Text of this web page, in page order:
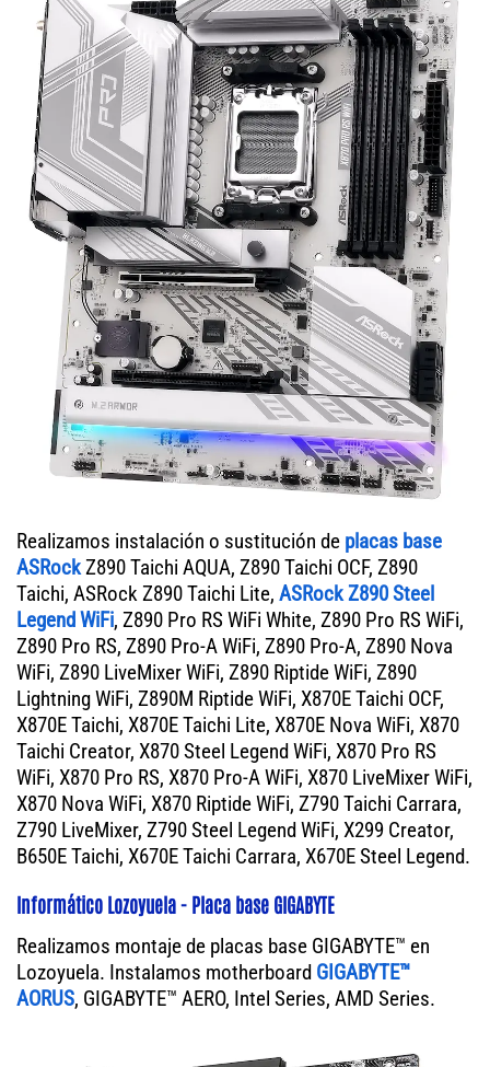
Realizamos instalación o sustitución de placas base
ASRockZ890 Taichi AQUA, Z890 Taichi OCF, Z890
Taichi, ASRock Z890 Taichi Lite, ASRock Z890 Steel
Legend WiFi, Z890 Pro RS WiFi White, Z890 Pro RS WiFi,
Z890 Pro RS, Z890 Pro-A WiFi, Z890 Pro-A, Z890 Nova
WiFi, Z890 LiveMixer WiFi, Z890 Riptide WiFi, Z890
Lightning WiFi, Z890M Riptide WiFi, X870E Taichi OCF,
X870E Taichi, X870E Taichi Lite, X870E Nova WiFi, X870
Taichi Creator, X870 Steel Legend WiFi, X870 Pro RS
WiFi, X870 Pro RS, X870 Pro-A WiFi, X870 LiveMixer WiFi,
X870 Nova WiFi, X870 Riptide WiFi, Z790 Taichi Carrara,
Z790 LiveMixer, Z790 Steel Legend WiFi, X299 Creator,
B650E Taichi, X670E Taichi Carrara, X670E Steel Legend.
Informático Lozoyuela - Placa base GIGABYTE
Realizamos montaje de placas base GIGABYTE™ en
Lozoyuela. Instalamos motherboard GIGABYTE™
AORUS, GIGABYTE™ AERO, Intel Series, AMD Series.